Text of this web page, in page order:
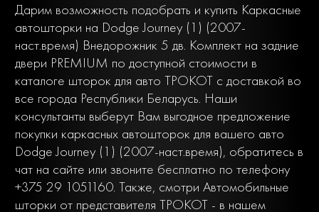
Дарим возможность подобрать и купить Каркасные
автошторки на Dodge Journey (1) (2007-
наст.время) Внедорожник 5 дв. Комплект на задние
двери PREMIUM по доступной стоимости в
каталоге шторок для авто ТРОКОТ с доставкой во
все города Республики Беларусь. Наши
консультанты выберут Вам выгодное предложение
покупки каркасных автошторок для вашего авто
Dodge Journey (1) (2007-наст.время), обратитесь в
чат на сайте или звоните бесплатно по телефону
+375 29 1051160. Также, смотри Автомобильные
шторки от представителя ТРОКОТ - в нашем